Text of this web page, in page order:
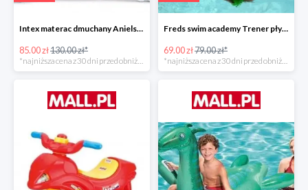
Intex materac dmuchany Anielskie skrzydła -34%
85.00 zł130.00 zł*
Freds swim academy Trener pływania
69.00 zł79.00 zł*